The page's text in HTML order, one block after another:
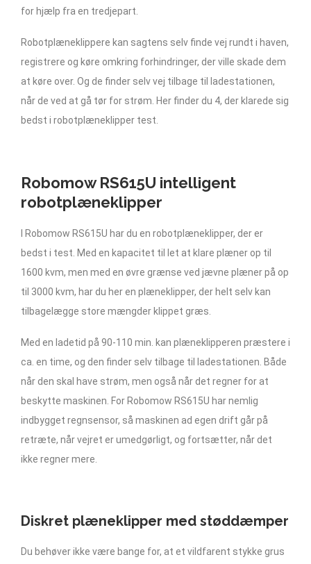
for hjælp fra en tredjepart.
Robotplæneklippere kan sagtens selv finde vej rundt i haven,
registrere og køre omkring forhindringer, der ville skade dem
at køre over. Og de finder selv vej tilbage til ladestationen,
når de ved at gå tør for strøm. Her finder du 4, der klarede sig
bedst i robotplæneklipper test.
Robomow RS615U intelligent
robotplæneklipper
I Robomow RS615U har du en robotplæneklipper, der er
bedst i test. Med en kapacitet til let at klare plæner op til
1600 kvm, men med en øvre grænse ved jævne plæner på op
til 3000 kvm, har du her en plæneklipper, der helt selv kan
tilbagelægge store mængder klippet græs.
Med en ladetid på 90-110 min. kan plæneklipperen præstere i
ca. en time, og den finder selv tilbage til ladestationen. Både
når den skal have strøm, men også når det regner for at
beskytte maskinen. For Robomow RS615U har nemlig
indbygget regnsensor, så maskinen ad egen drift går på
retræte, når vejret er umedgørligt, og fortsætter, når det
ikke regner mere.
Diskret plæneklipper med støddæmper
Du behøver ikke være bange for, at et vildfarent stykke grus